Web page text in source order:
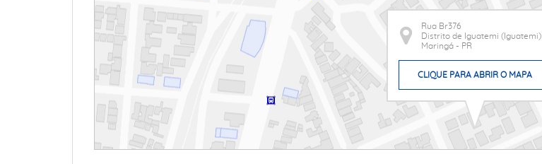
Rua Br376
Distrito de Iguatemi (Iguatemi)
Maringá - PR
CLIQUE PARA ABRIR O MAPA